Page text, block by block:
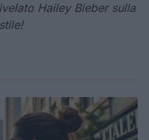
Hailey Bieber sulla